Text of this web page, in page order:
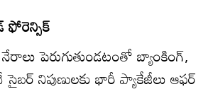
ఫోరెన్సిక్‌
పెరుగుతుండటంతో బ్యాంకింగ్‌,
నిపుణులకు భారీ ప్యాకేజీలు ఆఫర్‌